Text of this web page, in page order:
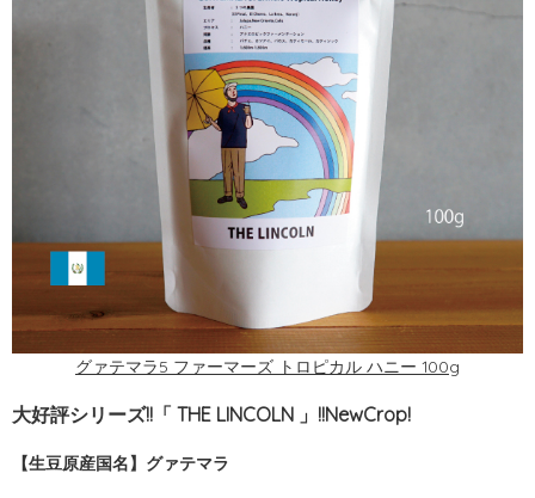
グァテマラ5 ファーマーズ トロピカル ハニー 100g
大好評シリーズ!!「 THE LINCOLN 」!!NewCrop!
【生豆原産国名】 グァテマラ